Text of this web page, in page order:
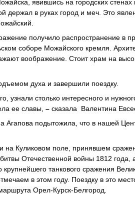
явившись на городских
держал в руках город и меч. Это
получило распространение в
соборе Можайского кремля.
воображение. Стоит храм на
духа и завершили поездку.
узнали столько интересного и
ее славы, – сказала Валентина
Агапова подытожила, что в нашей
Куликовом поле, принявшем
Отечественной войны 1812 года,
крупнейшего танкового сражения
в этом году. Поездку в это
Орел-Курск-Белгород.